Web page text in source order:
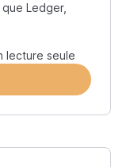
Ledger,
lecture seule